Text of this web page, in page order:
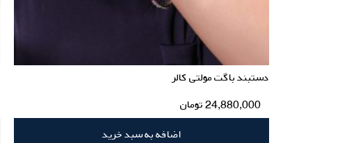
دستبند باگت مولتی کالر
24,880,000تومان
اضافه به سبد خرید